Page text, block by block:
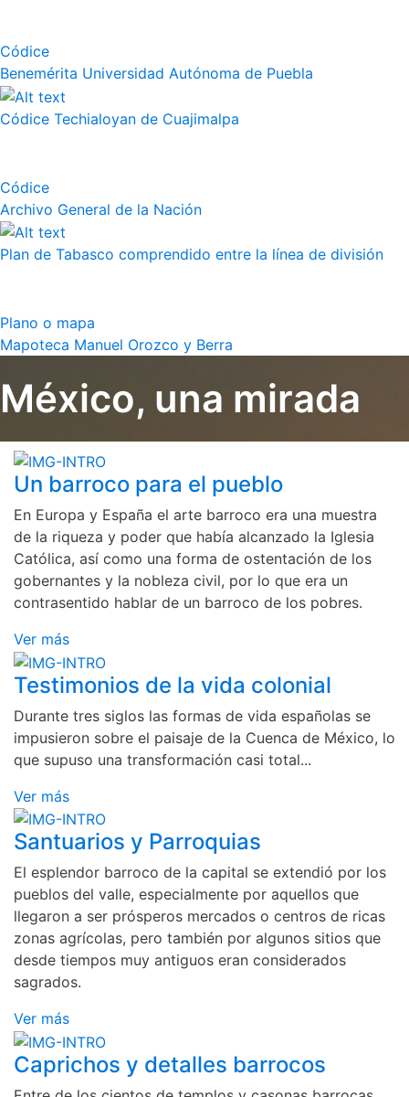
Códice
Benemérita Universidad Autónoma de Puebla
Códice Techialoyan de Cuajimalpa
Códice
Archivo General de la Nación
Plan de Tabasco comprendido entre la línea de división
Plano o mapa
Mapoteca Manuel Orozco y Berra
México, una mirada
Un barroco para el pueblo
En Europa y España el arte barroco era una muestra
de la riqueza y poder que había alcanzado la Iglesia
Católica, así como una forma de ostentación de los
gobernantes y la nobleza civil, por lo que era un
contrasentido hablar de un barroco de los pobres.
Ver más
Testimonios de la vida colonial
Durante tres siglos las formas de vida españolas se
impusieron sobre el paisaje de la Cuenca de México, lo
que supuso una transformación casi total...
Ver más
Santuarios y Parroquias
El esplendor barroco de la capital se extendió por los
pueblos del valle, especialmente por aquellos que
llegaron a ser prósperos mercados o centros de ricas
zonas agrícolas, pero también por algunos sitios que
desde tiempos muy antiguos eran considerados
sagrados.
Ver más
Caprichos y detalles barrocos